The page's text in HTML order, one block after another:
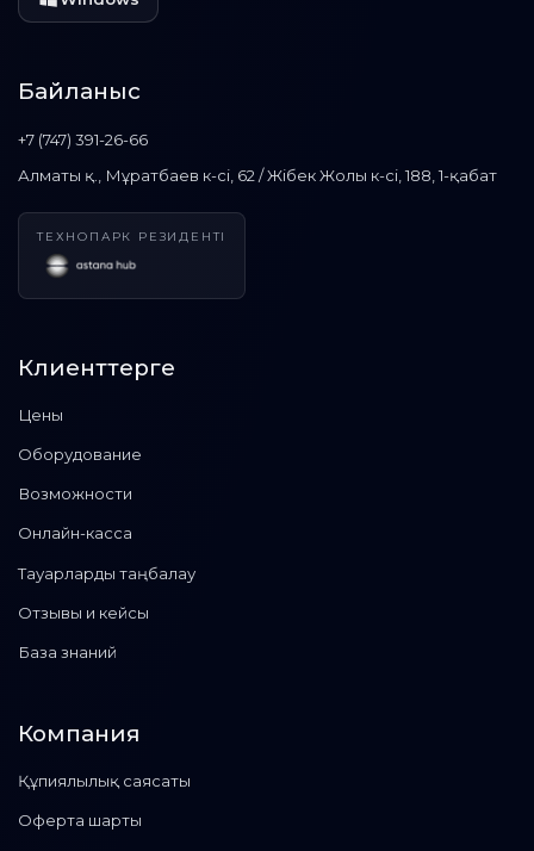
Байланыс
+7 (747) 391-26-66
Алматы қ., Мұратбаев к-сі, 62 / Жібек Жолы к-сі, 188, 1-қабат
ТЕХНОПАРК РЕЗИДЕНТІ
Клиенттерге
Цены
Оборудование
Возможности
Онлайн-касса
Тауарларды таңбалау
Отзывы и кейсы
База знаний
Компания
Құпиялылық саясаты
Оферта шарты